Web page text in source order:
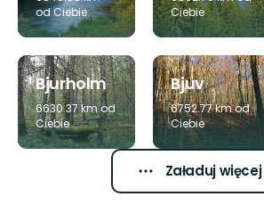
od Ciebie
Ciebie
Bjurholm
6630.37 km od
Ciebie
Bjuv
6752.77 km od
Ciebie
Załaduj więcej